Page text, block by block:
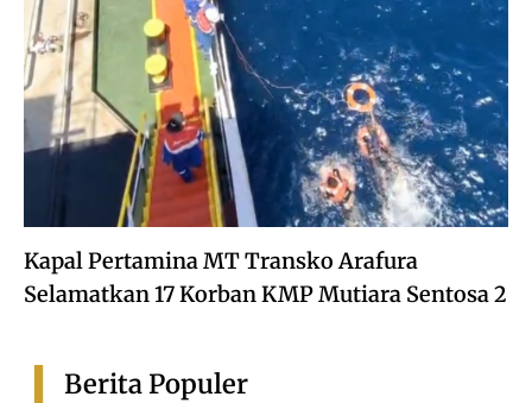
Kapal Pertamina MT Transko Arafura
Selamatkan 17 Korban KMP Mutiara Sentosa 2
Berita Populer